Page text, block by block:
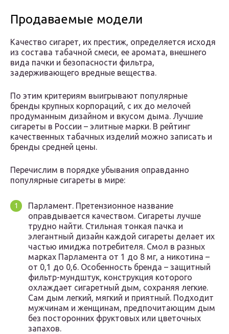
Продаваемые модели
Качество сигарет, их престиж, определяется исходя
из состава табачной смеси, ее аромата, внешнего
вида пачки и безопасности фильтра,
задерживающего вредные вещества.
По этим критериям выигрывают популярные
бренды крупных корпораций, с их до мелочей
продуманным дизайном и вкусом дыма. Лучшие
сигареты в России – элитные марки. В рейтинг
качественных табачных изделий можно записать и
бренды средней цены.
Перечислим в порядке убывания оправданно
популярные сигареты в мире:
Парламент. Претензионное название
оправдывается качеством. Сигареты лучше
трудно найти. Стильная тонкая пачка и
элегантный дизайн каждой сигареты делает их
частью имиджа потребителя. Смол в разных
марках Парламента от 1 до 8 мг, а никотина –
от 0,1 до 0,6. Особенность бренда – защитный
фильтр-мундштук, конструкция которого
охлаждает сигаретный дым, сохраняя легкие.
Сам дым легкий, мягкий и приятный. Подходит
мужчинам и женщинам, предпочитающим дым
без посторонних фруктовых или цветочных
запахов.